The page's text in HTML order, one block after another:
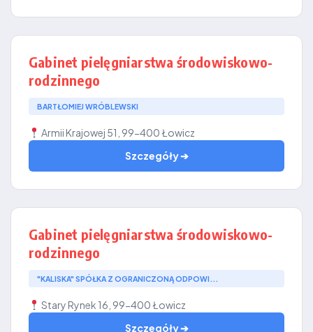
Gabinet pielęgniarstwa środowiskowo-
rodzinnego
BARTŁOMIEJ WRÓBLEWSKI
Armii Krajowej 51, 99-400 Łowicz
Szczegóły ➔
Gabinet pielęgniarstwa środowiskowo-
rodzinnego
"KALISKA" SPÓŁKA Z OGRANICZONĄ ODPOWI...
Stary Rynek 16, 99-400 Łowicz
Szczegóły ➔